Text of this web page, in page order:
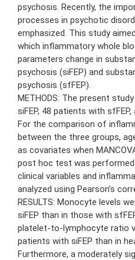
psychosis. Recently, the
processes in psychotic
emphasized. This study
which inflammatory whole
parameters change in
psychosis (siFEP) and
psychosis (sfFEP).
METHODS: The present
siFEP, 48 patients with
For the comparison of
between the three groups,
as covariates when
post hoc test was
clinical variables and
analyzed using Pearson’s
RESULTS: Monocyte levels
siFEP than in those with
platelet-to-lymphocyte ratio
patients with siFEP than in
Furthermore, a moderately